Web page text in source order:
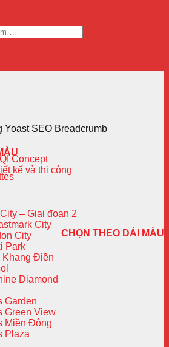
Concept
kế và thi công
– Giai đoạn 2
City
City
Park
Khang Điền
Diamond
Garden
Green View
Miền Đông
Plaza
Yoast SEO Breadcrumb
CHỌN THEO DẢI MÀU